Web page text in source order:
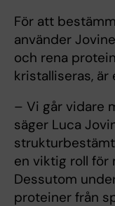
För att
använder
och rena
kristalliseras, är
– Vi går vidare
säger Luca
en viktig roll för
Dessutom
proteiner från